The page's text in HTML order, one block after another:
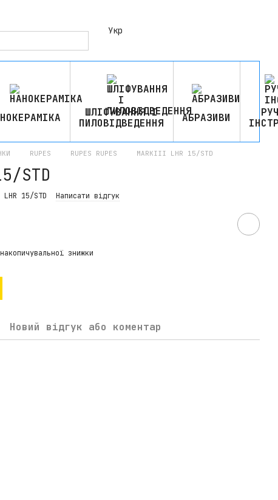
Укр
ШЛІФУВАННЯ І
ПИЛОВІДВЕДЕННЯ
АБРАЗИВИ
RUPES RUPES RUPES MARKIII LHR 15/STD
STD
15/STD Написати відгук
знижки
Новий відгук або коментар